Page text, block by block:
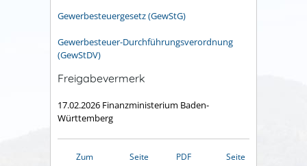
Gewerbesteuergesetz (GewStG)
Gewerbesteuer-Durchführungsverordnung
(GewStDV)
Freigabevermerk
17.02.2026 Finanzministerium Baden-
Württemberg
Zum
Seite
PDF
Seite